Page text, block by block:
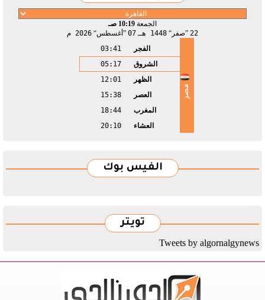
الجمعة 10:19 صـ
22
صفر 1448 هـ 07 أغسطس 2026 م
مصر
الفجر
03:41
الشروق
05:17
الظهر
12:01
العصر
15:38
المغرب
18:44
العشاء
20:10
الفيس بوك
تويتر
Tweets by algornalgynews